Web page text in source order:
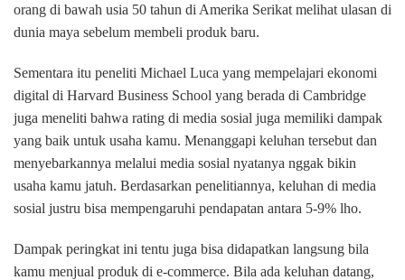
orang di bawah usia 50 tahun di Amerika Serikat melihat ulasan di
dunia maya sebelum membeli produk baru.
Sementara itu peneliti Michael Luca yang mempelajari ekonomi
digital di Harvard Business School yang berada di Cambridge
juga meneliti bahwa rating di media sosial juga memiliki dampak
yang baik untuk usaha kamu. Menanggapi keluhan tersebut dan
menyebarkannya melalui media sosial nyatanya nggak bikin
usaha kamu jatuh. Berdasarkan penelitiannya, keluhan di media
sosial justru bisa mempengaruhi pendapatan antara 5-9% lho.
Dampak peringkat ini tentu juga bisa didapatkan langsung bila
kamu menjual produk di e-commerce. Bila ada keluhan datang,